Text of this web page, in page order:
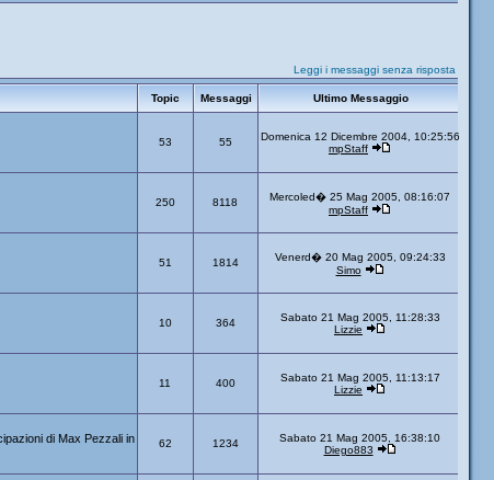
Leggi i messaggi senza risposta
Topic Messaggi Ultimo Messaggio
53 55
Domenica 12 Dicembre 2004, 10:25:56
mpStaff
250 8118
Mercoled� 25 Mag 2005, 08:16:07
mpStaff
51 1814
Venerd� 20 Mag 2005, 09:24:33
Simo
10 364
Sabato 21 Mag 2005, 11:28:33
Lizzie
11 400
Sabato 21 Mag 2005, 11:13:17
Lizzie
di Max Pezzali in
62 1234
Sabato 21 Mag 2005, 16:38:10
Diego883